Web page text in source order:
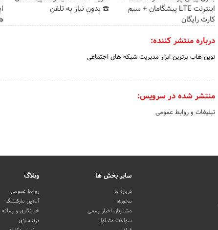
اینترنت LTE پیشگامان + سیم
کارت رایگان
☎️ بدون نیاز به تلفن
درباره منتشر کننده:
نوین هاب برترین ابزار مدیریت شبکه های اجتماعی
منتشر شده در سرویس:
تبلیغات و روابط عمومی
سایر بخش ها
درباره ما
مجوزها
مشتریان اخبار رسمی
سوالات متداول
وبلاگ
روابط عمومی
آنلاین مارکتینگ
خبرنگاری و رسانه
برندسازی